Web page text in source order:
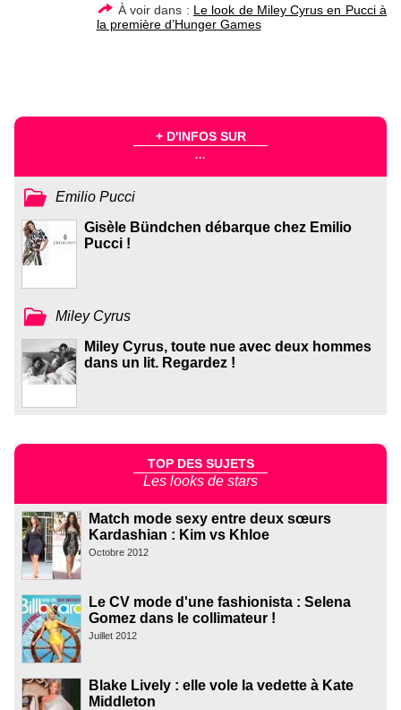
À voir dans : Le look de Miley Cyrus en Pucci à
la première d’Hunger Games
+ D'INFOS SUR
...
Emilio Pucci
Gisèle Bündchen débarque chez Emilio
Pucci !
Miley Cyrus
Miley Cyrus, toute nue avec deux hommes
dans un lit. Regardez !
TOP DES SUJETS
Les looks de stars
Match mode sexy entre deux sœurs
Kardashian : Kim vs Khloe
Octobre 2012
Le CV mode d'une fashionista : Selena
Gomez dans le collimateur !
Juillet 2012
Blake Lively : elle vole la vedette à Kate
Middleton